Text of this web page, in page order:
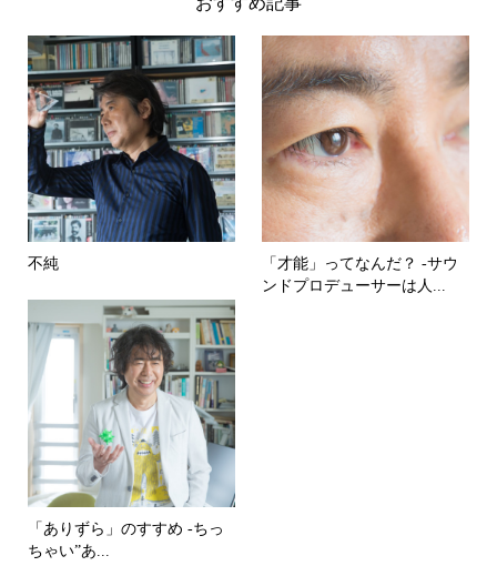
不純
「才能」ってなんだ？ -サウ
ンドプロデューサーは人...
「ありずら」のすすめ -ちっ
ちゃい”あ...